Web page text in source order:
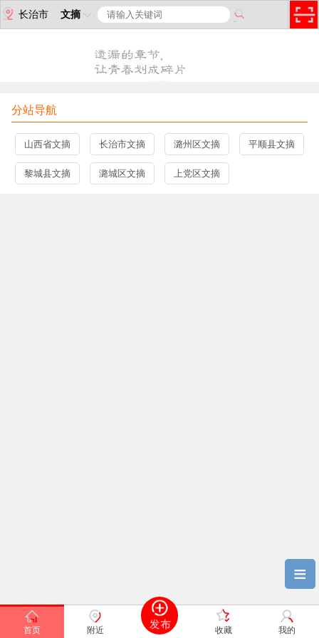
长治市 文摘
首页 附近 收藏 我的
分站导航
≡
山西省文摘 长治市文摘 潞州区文摘 平顺县文摘
黎城县文摘 潞城区文摘 上党区文摘